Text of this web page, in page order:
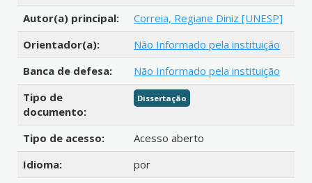
Autor(a) principal:
Correia, Regiane Diniz [UNESP]
Orientador(a):
Não Informado pela instituição
Banca de defesa:
Não Informado pela instituição
Tipo de
documento:
Dissertação
Tipo de acesso:
Acesso aberto
Idioma:
por